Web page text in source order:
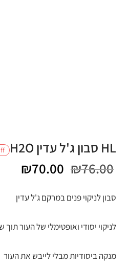
HL סבון ג'ל עדין H2O
₪76.00
המחיר
המקורי
₪70.00
סבון לניקוי פנים במרקם ג'ל עדין
לניקוי יסודי ואופטימלי של העור
מנקה ביסודיות מבלי לייבש את העור